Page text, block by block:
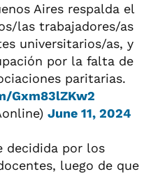
Aires respalda el
las trabajadores/as
universitarios/as, y
por la falta de
paritarias.
Gxm83lZKw2
June 11, 2024
decidida por los
luego de que